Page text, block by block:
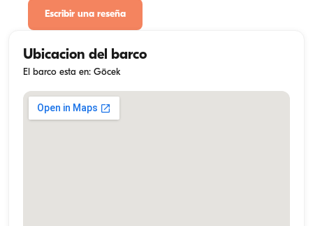
Escribir una reseña
Ubicacion del barco
El barco esta en: Göcek